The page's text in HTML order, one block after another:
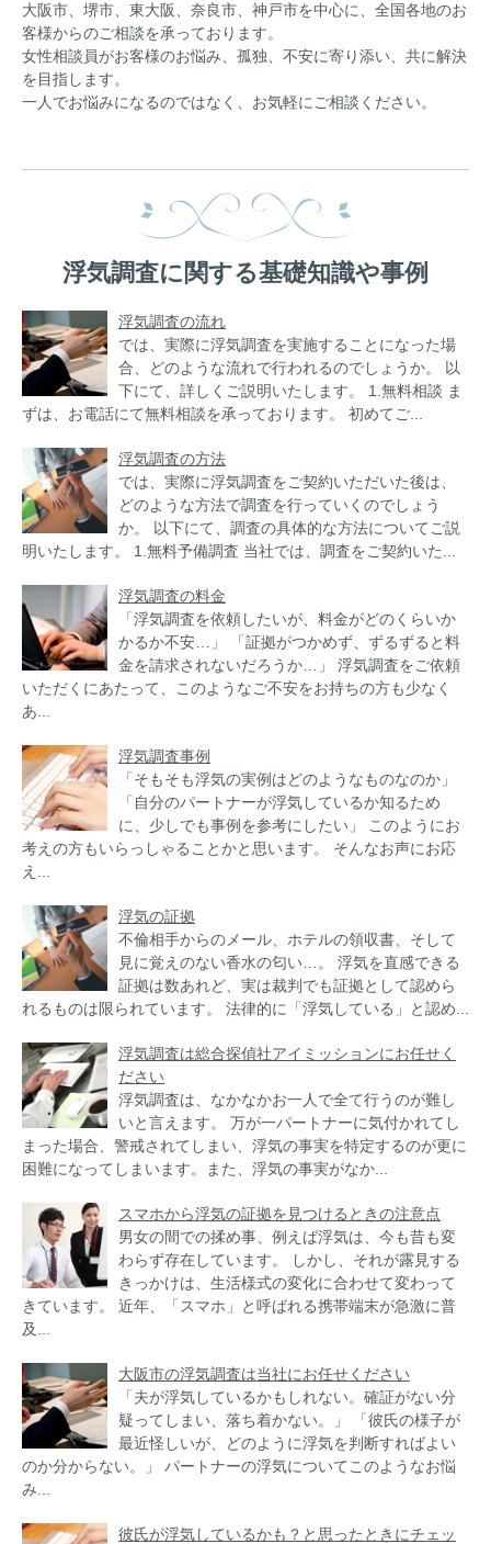
大阪市、堺市、東大阪、奈良市、神戸市を中心に、全国各地のお
客様からのご相談を承っております。
女性相談員がお客様のお悩み、孤独、不安に寄り添い、共に解決
を目指します。
一人でお悩みになるのではなく、お気軽にご相談ください。
浮気調査に関する基礎知識や事例
浮気調査の流れ
では、実際に浮気調査を実施することになった場
合、どのような流れで行われるのでしょうか。 以
下にて、詳しくご説明いたします。 1.無料相談 ま
ずは、お電話にて無料相談を承っております。 初めてご...
浮気調査の方法
では、実際に浮気調査をご契約いただいた後は、
どのような方法で調査を行っていくのでしょう
か。 以下にて、調査の具体的な方法についてご説
明いたします。 1.無料予備調査 当社では、調査をご契約いた...
浮気調査の料金
「浮気調査を依頼したいが、料金がどのくらいか
かるか不安…」 「証拠がつかめず、ずるずると料
金を請求されないだろうか…」 浮気調査をご依頼
いただくにあたって、このようなご不安をお持ちの方も少なく
あ...
浮気調査事例
「そもそも浮気の実例はどのようなものなのか」
「自分のパートナーが浮気しているか知るため
に、少しでも事例を参考にしたい」 このようにお
考えの方もいらっしゃることかと思います。 そんなお声にお応
え...
浮気の証拠
不倫相手からのメール、ホテルの領収書、そして
見に覚えのない香水の匂い…。 浮気を直感できる
証拠は数あれど、実は裁判でも証拠として認めら
れるものは限られています。 法律的に「浮気している」と認め...
浮気調査は総合探偵社アイミッションにお任せく
ださい
浮気調査は、なかなかお一人で全て行うのが難し
いと言えます。 万が一パートナーに気付かれてし
まった場合、警戒されてしまい、浮気の事実を特定するのが更に
困難になってしまいます。また、浮気の事実がなか...
スマホから浮気の証拠を見つけるときの注意点
男女の間での揉め事、例えば浮気は、今も昔も変
わらず存在しています。 しかし、それが露見する
きっかけは、生活様式の変化に合わせて変わって
きています。 近年、「スマホ」と呼ばれる携帯端末が急激に普
及...
大阪市の浮気調査は当社にお任せください
「夫が浮気しているかもしれない。確証がない分
疑ってしまい、落ち着かない。」 「彼氏の様子が
最近怪しいが、どのように浮気を判断すればよい
のか分からない。」 パートナーの浮気についてこのようなお悩
み...
彼氏が浮気しているかも？と思ったときにチェッ